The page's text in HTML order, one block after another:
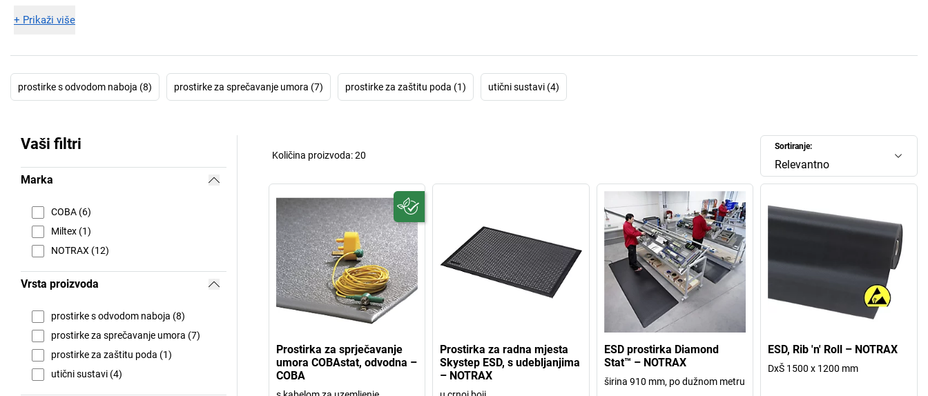
+ Prikaži više
prostirke s odvodom naboja (8) prostirke za sprečavanje umora (7) prostirke za zaštitu poda (1) utični sustavi (4)
Vaši filtri
Marka
COBA (6)
Miltex (1)
NOTRAX (12)
Vrsta proizvoda
prostirke s odvodom naboja (8)
prostirke za sprečavanje umora (7)
prostirke za zaštitu poda (1)
utični sustavi (4)
Sortiranje:
Relevantno
Količina proizvoda:20
Prostirka za sprječavanje
umora COBAstat, odvodna –
COBA
Prostirka za radna mjesta
Skystep ESD, s udebljanjima
– NOTRAX
ESD prostirka Diamond
Stat™ – NOTRAX
širina 910 mm, po dužnom metru
ESD, Rib 'n' Roll – NOTRAX
DxŠ 1500 x 1200 mm